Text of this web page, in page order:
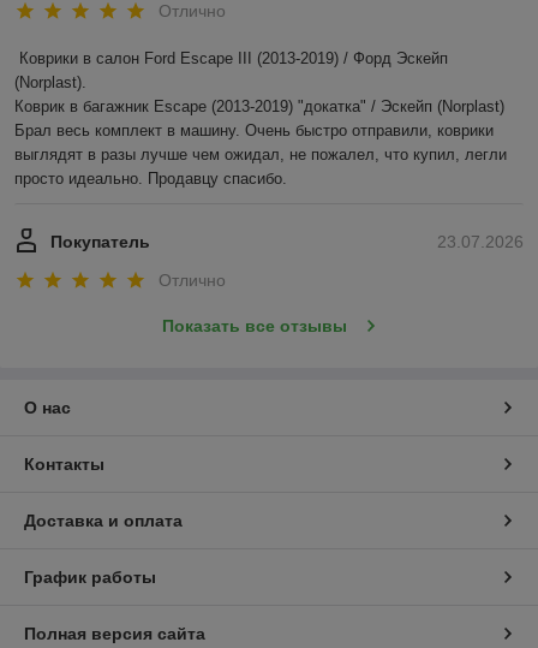
Отлично
Коврики в салон Ford Escape III (2013-2019) / Форд Эскейп
(Norplast).
Коврик в багажник Escape (2013-2019) "докатка" / Эскейп (Norplast)
Брал весь комплект в машину. Очень быстро отправили, коврики
выглядят в разы лучше чем ожидал, не пожалел, что купил, легли
просто идеально. Продавцу спасибо.
23.07.2026
Покупатель
Отлично
Показать все отзывы
О нас
Контакты
Доставка и оплата
График работы
Полная версия сайта